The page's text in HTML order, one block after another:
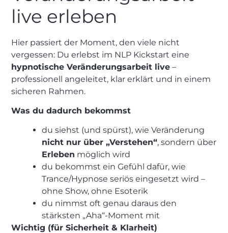
live erleben
Hier passiert der Moment, den viele nicht
vergessen: Du erlebst im NLP Kickstart eine
hypnotische Veränderungsarbeit live –
professionell angeleitet, klar erklärt und in einem
sicheren Rahmen.
Was du dadurch bekommst
du siehst (und spürst), wie Veränderung
nicht nur über „Verstehen“, sondern über
Erleben möglich wird
du bekommst ein Gefühl dafür, wie
Trance/Hypnose seriös eingesetzt wird –
ohne Show, ohne Esoterik
du nimmst oft genau daraus den
stärksten „Aha“-Moment mit
Wichtig (für Sicherheit & Klarheit)